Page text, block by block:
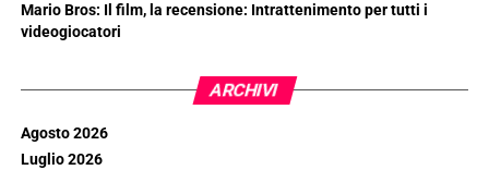
Mario Bros: Il film, la recensione: Intrattenimento per tutti i
videogiocatori
ARCHIVI
Agosto 2026
Luglio 2026